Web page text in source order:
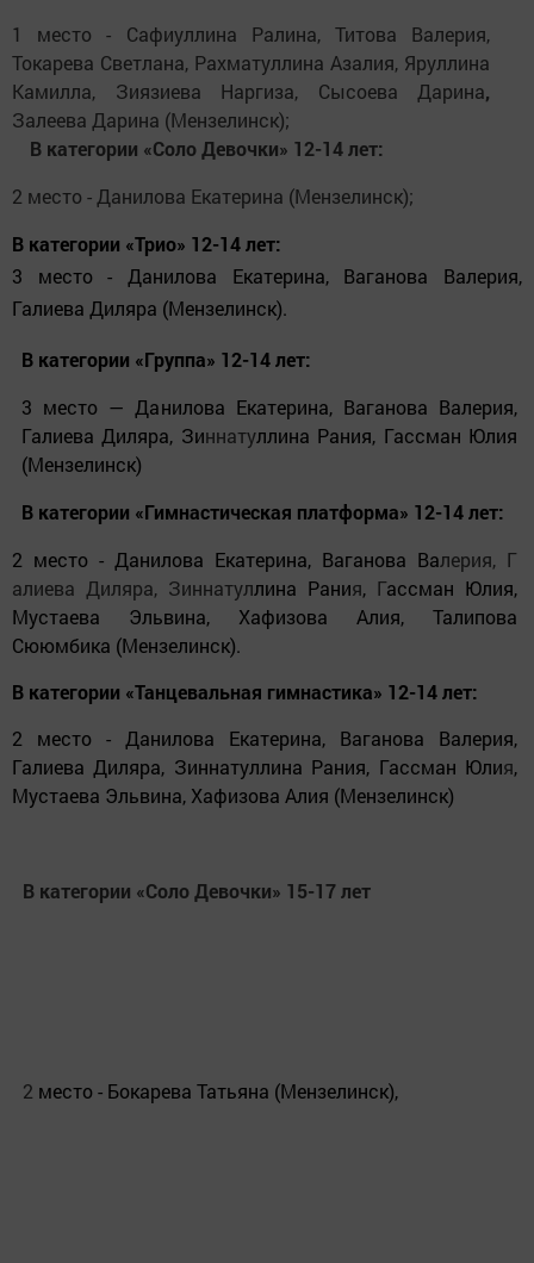
1 место - Сафиуллина Ралина, Титова Валерия,
Токарева Светлана, Рахматуллина Азалия, Яруллина
Камилла, Зиязиева Hapгизa, Сысоева Дарина,
Залеева Дарина (Мензелинск);
В категории «Соло Девочки» 12-14 лет:
2 место - Данилова Екатерина (Мензелинск);
В категории «Трио» 12-14 лет:
3 место - Данилова Екатерина, Ваганова Валерия,
Галиева Диляра (Мензелинск).
В категории «Группа» 12-14 лет:
3 место — Данилова Екатерина, Ваганова Валерия,
Галиева Диляра, Зиннатуллина Рания, Гассман Юлия
(Мензелинск)
В категории «Гимнастическая платформа» 12-14 лет:
2 место - Данилова Екатерина, Ваганова Валерия, Г
алиева Диляра, Зиннатуллина Рания, Гассман Юлия,
Мустаева Эльвина, Хафизова Алия, Талипова
Сююмбика (Мензелинск).
В категории «Танцевальная гимнастика» 12-14 лет:
2 место - Данилова Екатерина, Ваганова Валерия,
Галиева Диляра, Зиннатуллина Рания, Гассман Юлия,
Мустаева Эльвина, Хафизова Алия (Мензелинск)
В категории «Соло Девочки» 15-17 лет
2 место - Бокарева Татьяна (Мензелинск),